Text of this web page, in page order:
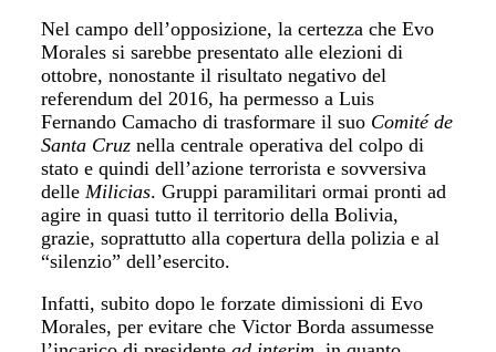
Nel campo dell’opposizione, la certezza che Evo
Morales si sarebbe presentato alle elezioni di
ottobre, nonostante il risultato negativo del
referendum del 2016, ha permesso a Luis
Fernando Camacho di trasformare il suo Comité de
Santa Cruz nella centrale operativa del colpo di
stato e quindi dell’azione terrorista e sovversiva
delleMilicias. Gruppi paramilitari ormai pronti ad
agire in quasi tutto il territorio della Bolivia,
grazie, soprattutto alla copertura della polizia e al
“silenzio” dell’esercito.
Infatti, subito dopo le forzate dimissioni di Evo
Morales, per evitare che Victor Borda assumesse